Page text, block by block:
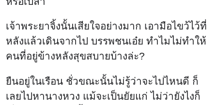
เจ้าพระยาจิ้งนั้นเสียใจอย่างมาก เอามือไขว้ไว้ที่
หลังแล้วเดินจากไป บรรพชนเอ๋ย ทำไมไม่ทำให้
คนที่อยู่ข้างหลังสุขสบายบ้างล่ะ?
ยืนอยู่ในเรือน ชั่วขณะนั้นไม่รู้ว่าจะไปไหนดี ก็
เลยไปหานางหวง แม้จะเป็นยัยแก่ ไม่ว่ายังไงก็